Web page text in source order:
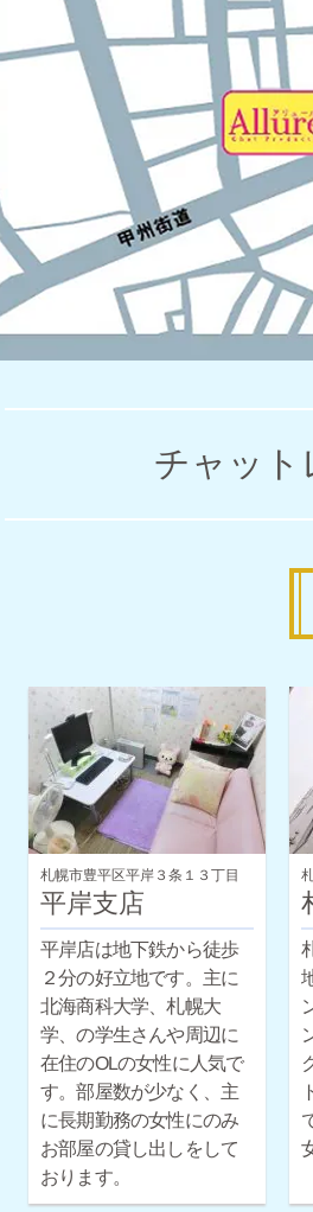
チャット
札幌市豊平区平岸３条１３丁目
平岸支店
平岸店は地下鉄から徒歩
２分の好立地です。主に
北海商科大学、札幌大
学、の学生さんや周辺に
在住のOLの女性に人気で
す。部屋数が少なく、主
に長期勤務の女性にのみ
お部屋の貸し出しをして
おります。